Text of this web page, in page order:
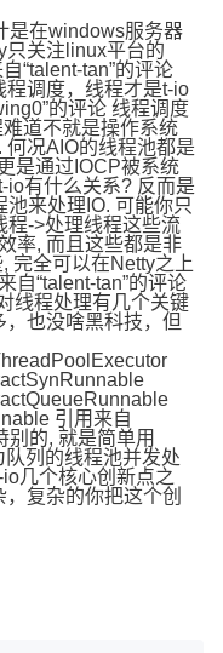
是在windows服务器
只关注linux平台的
“talent-tan”的评论
程调度，线程才是t-io
的评论 线程调度
道不就是操作系统
何况AIO的线程池都是
是通过IOCP被系统
io有什么关系? 反而是
来处理IO. 可能你只
程->处理线程这些流
率, 而且这些都是非
完全可以在Netty之上
自“talent-tan”的评论
线程处理有几个关键
也没啥黑科技，但
引用来自
别的, 就是简单用
列的线程池并发处
几个核心创新点之
复杂的你把这个创